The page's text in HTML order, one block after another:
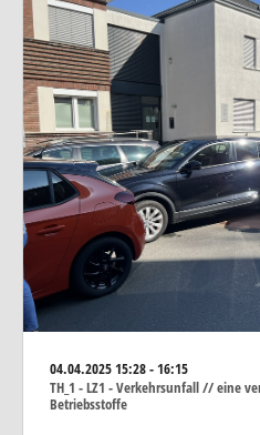
04.04.202515:28 - 16:15
TH_1 - LZ1 - Verkehrsunfall // eine
Betriebsstoffe